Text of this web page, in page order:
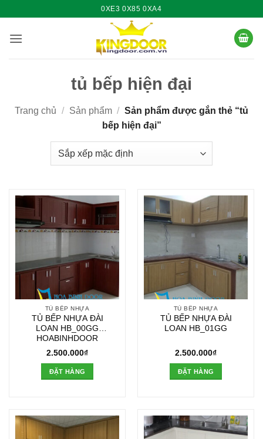
nội
0XE3 0X85 0XA4
tủ bếp hiện đại
Trang chủ / Sản phẩm / Sản phẩm được gắn thẻ “tủ
bếp hiện đại”
TỦ BẾP NHỰA
TỦ BẾP NHỰA ĐÀI
LOAN HB_00GG
HOABINHDOOR
2.500.000₫
ĐẶT HÀNG
TỦ BẾP NHỰA
TỦ BẾP NHỰA ĐÀI
LOAN HB_01GG
2.500.000₫
ĐẶT HÀNG